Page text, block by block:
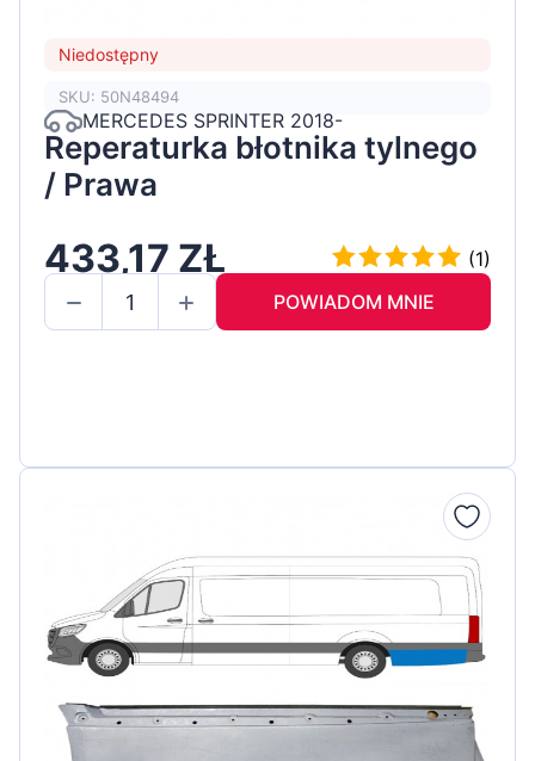
Niedostępny
SKU: 50N48494
MERCEDES SPRINTER 2018-
Reperaturka błotnika tylnego
/ Prawa
433,17 ZŁ
(1)
POWIADOM MNIE